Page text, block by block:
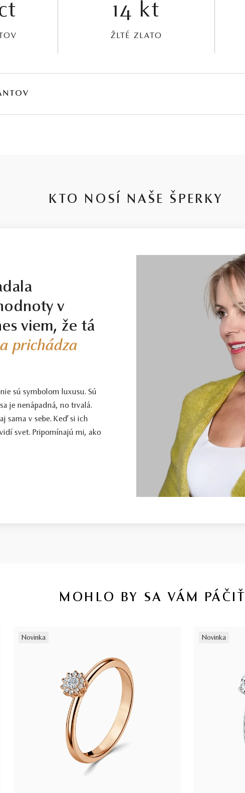
14 kt
ŽLTÉ ZLATO
KTO NOSÍ NAŠE ŠPERKY
v
viem, že tá
prichádza
sú symbolom luxusu. Sú
je nenápadná, no trvalá.
sama v sebe. Keď si ich
svet. Pripomínajú mi, ako
MOHLO BY SA VÁM PÁČIŤ
Novinka Novinka